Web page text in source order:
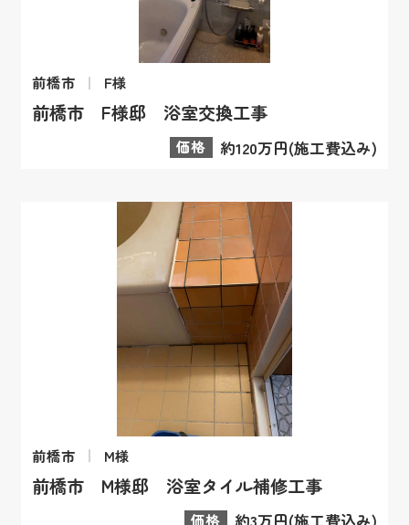
前橋市 F様
前橋市 F様邸 浴室交換工事
価格 約120万円(施工費込み)
前橋市 M様
前橋市 M様邸 浴室タイル補修工事
価格